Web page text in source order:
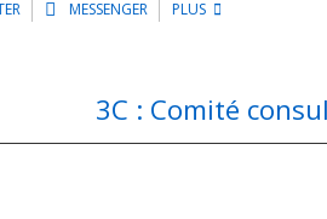
MESSENGER PLUS
3C : Comité